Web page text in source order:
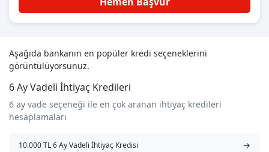
Aşağıda bankanın en popüler kredi seçeneklerini
görüntülüyorsunuz.
6 Ay Vadeli İhtiyaç Kredileri
6 ay vade seçeneği ile en çok aranan ihtiyaç kredileri
hesaplamaları
10.000 TL 6 Ay Vadeli İhtiyaç Kredisi →